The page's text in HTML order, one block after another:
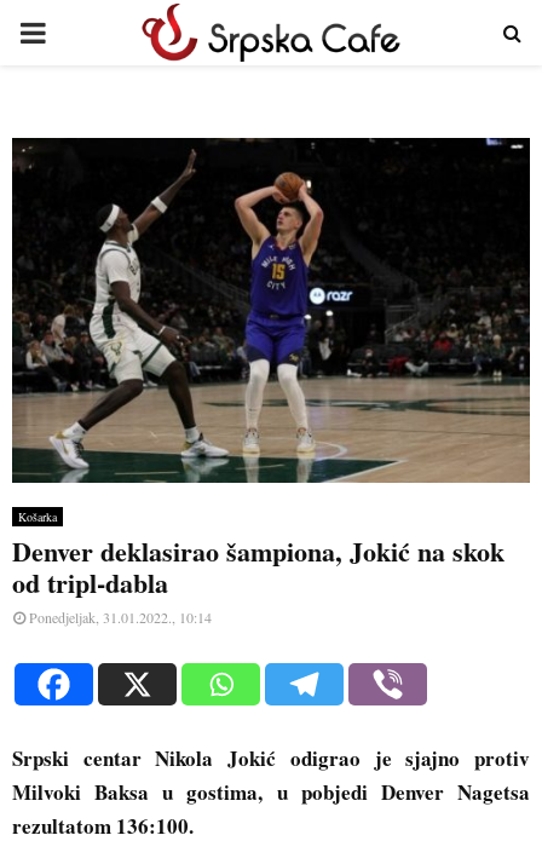
PRIMARY
Košarka
Denver deklasirao šampiona, Jokić na skok
od tripl-dabla
Ponedjeljak, 31.01.2022., 10:14
Srpski centar Nikola Jokić odigrao je sjajno protiv
Milvoki Baksa u gostima, u pobjedi Denver Nagetsa
rezultatom 136:100.